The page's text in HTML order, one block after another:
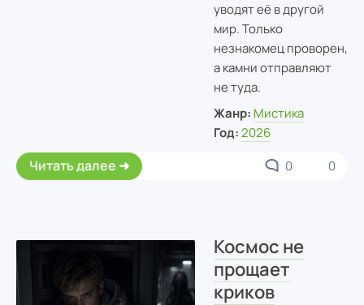
уводят её в другой
мир. Только
незнакомец проворен,
а камни отправляют
не туда.
Жанр: Мистика
Год: 2026
Читать далее 0 0
Космос не
прощает
криков